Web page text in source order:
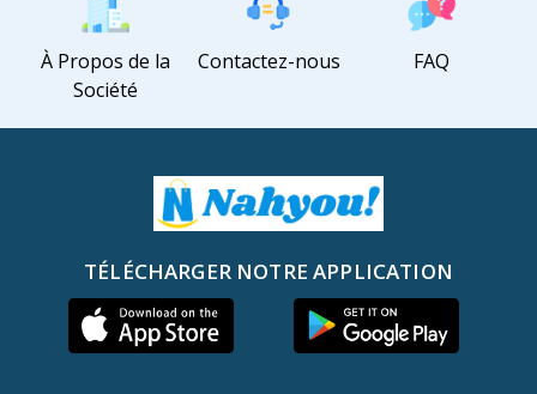
À Propos de la
Société
Contactez-nous FAQ
TÉLÉCHARGER NOTRE APPLICATION